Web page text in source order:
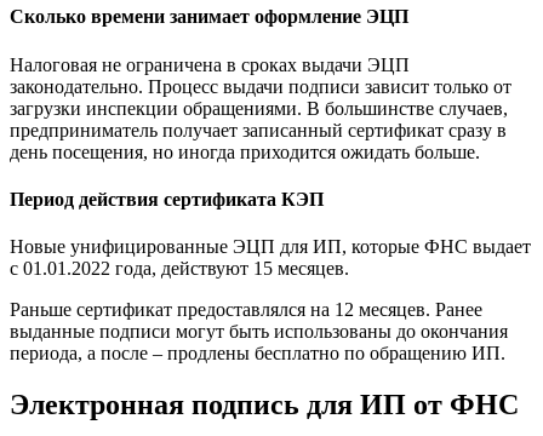
Сколько времени занимает оформление ЭЦП
Налоговая не ограничена в сроках выдачи ЭЦП
законодательно. Процесс выдачи подписи зависит только от
загрузки инспекции обращениями. В большинстве случаев,
предприниматель получает записанный сертификат сразу в
день посещения, но иногда приходится ожидать больше.
Период действия сертификата КЭП
Новые унифицированные ЭЦП для ИП, которые ФНС выдает
с 01.01.2022 года, действуют 15 месяцев.
Раньше сертификат предоставлялся на 12 месяцев. Ранее
выданные подписи могут быть использованы до окончания
периода, а после – продлены бесплатно по обращению ИП.
Электронная подпись для ИП от ФНС